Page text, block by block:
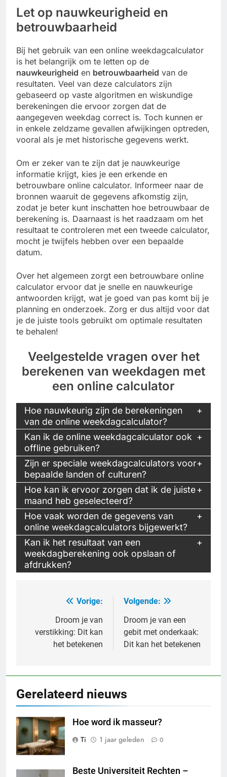
Let op nauwkeurigheid en
betrouwbaarheid
Bij het gebruik van een online weekdagcalculator
is het belangrijk om te letten op de
nauwkeurigheid en betrouwbaarheid van de
resultaten. Veel van deze calculators zijn
gebaseerd op vaste algoritmen en wiskundige
berekeningen die ervoor zorgen dat de
aangegeven weekdag correct is. Toch kunnen er
in enkele zeldzame gevallen afwijkingen optreden,
vooral als je met historische gegevens werkt.
Om er zeker van te zijn dat je nauwkeurige
informatie krijgt, kies je een erkende en
betrouwbare online calculator. Informeer naar de
bronnen waaruit de gegevens afkomstig zijn,
zodat je beter kunt inschatten hoe betrouwbaar de
berekening is. Daarnaast is het raadzaam om het
resultaat te controleren met een tweede calculator,
mocht je twijfels hebben over een bepaalde
datum.
Over het algemeen zorgt een betrouwbare online
calculator ervoor dat je snelle en nauwkeurige
antwoorden krijgt, wat je goed van pas komt bij je
planning en onderzoek. Zorg er dus altijd voor dat
je de juiste tools gebruikt om optimale resultaten
te behalen!
Veelgestelde vragen over het
berekenen van weekdagen met
een online calculator
Hoe nauwkeurig zijn de berekeningen
van de online weekdagcalculator?
Kan ik de online weekdagcalculator ook
offline gebruiken?
Zijn er speciale weekdagcalculators voor
bepaalde landen of culturen?
Hoe kan ik ervoor zorgen dat ik de juiste
maand heb geselecteerd?
Hoe vaak worden de gegevens van
online weekdagcalculators bijgewerkt?
Kan ik het resultaat van een
weekdagberekening ook opslaan of
afdrukken?
navigatie
Vorige:
Droom je van
verstikking: Dit kan
het betekenen
Volgende:
Droom je van een
gebit met onderkaak:
Dit kan het betekenen
Gerelateerd nieuws
Hoe word ik masseur?
Ti
1 jaar geleden 0
Beste Universiteit Rechten –